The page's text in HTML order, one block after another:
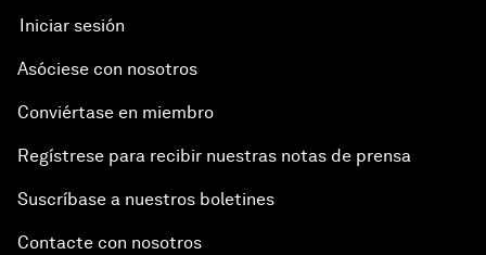
Iniciar sesión
Asóciese con nosotros
Conviértase en miembro
Regístrese para recibir nuestras notas de prensa
Suscríbase a nuestros boletines
Contacte con nosotros